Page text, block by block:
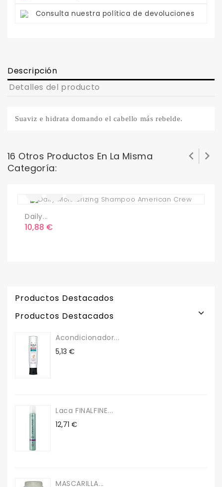
Consulta nuestra política de devoluciones
Descripción
Detalles del producto
Suaviz e hidrata domando el cabello más rebelde.
16 Otros Productos En La Misma
Categoría:
Daily...
Precio
10,88 €
 
Productos Destacados
Productos Destacados

Acondicionador...
Precio
5,13 €
Laca FINALFINE...
Precio
12,71 €
MASCARILLA...